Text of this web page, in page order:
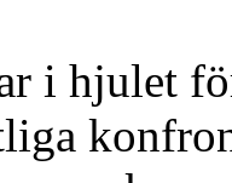
i hjulet